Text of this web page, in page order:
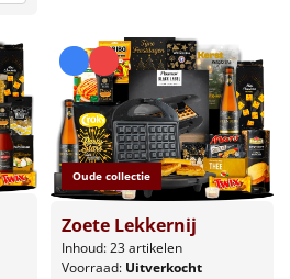
Oude collectie
Zoete Lekkernij
Inhoud: 23 artikelen
Voorraad: Uitverkocht